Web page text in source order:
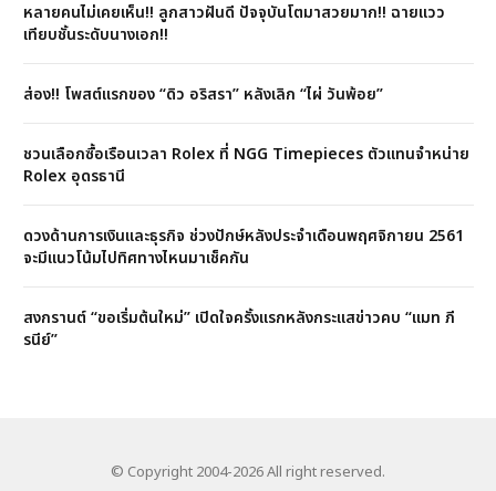
หลายคนไม่เคยเห็น!! ลูกสาวฝันดี ปัจจุบันโตมาสวยมาก!! ฉายแวว
เทียบชั้นระดับนางเอก!!
ส่อง!! โพสต์แรกของ “ดิว อริสรา” หลังเลิก “ไผ่ วันพ้อย”
ชวนเลือกซื้อเรือนเวลา Rolex ที่ NGG Timepieces ตัวแทนจำหน่าย
Rolex อุดรธานี
ดวงด้านการเงินและธุรกิจ ช่วงปักษ์หลังประจำเดือนพฤศจิกายน 2561
จะมีแนวโน้มไปทิศทางไหนมาเช็คกัน
สงกรานต์ “ขอเริ่มต้นใหม่” เปิดใจครั้งแรกหลังกระแสข่าวคบ “แมท ภี
รนีย์”
© Copyright 2004-2026 All right reserved.